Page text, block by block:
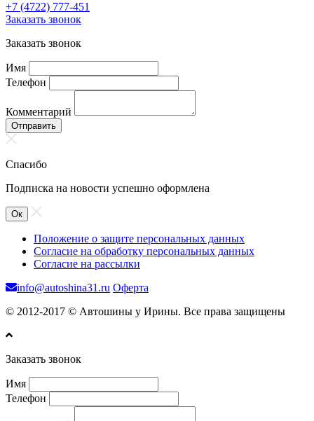
+7 (4722) 777-451
Заказать звонок
Заказать звонок
Имя
Телефон
Комментарий
Отправить
Спасибо
Подписка на новости успешно оформлена
Ок
Положение о защите персональных данных
Согласие на обработку персональных данных
Согласие на рассылки
info@autoshina31.ru Оферта
© 2012-2017 © Автошины у Ирины. Все права защищены
Заказать звонок
Имя
Телефон